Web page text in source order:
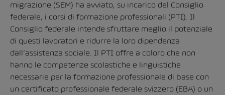
migrazione (SEM) ha avviato, su incarico del Consiglio
federale, i corsi di formazione professionali (PTI). Il
Consiglio federale intende sfruttare meglio il potenziale
di questi lavoratori e ridurre la loro dipendenza
dall’assistenza sociale. Il PTI offre a coloro che non
hanno le competenze scolastiche e linguistiche
necessarie per la formazione professionale di base con
un certificato professionale federale svizzero (EBA) o un